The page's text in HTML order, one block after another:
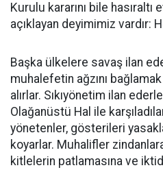
Kurulu kararını bile
açıklayan deyimimiz vardır:
Başka ülkelere savaş ilan
muhalefetin ağzını
alırlar. Sıkıyönetim ilan
Olağanüstü Hal ile
yönetenler, gösterileri
koyarlar. Muhalifler
kitlelerin patlamasına ve